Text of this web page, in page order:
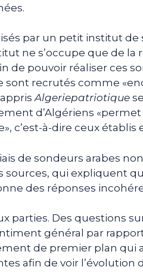
par un petit institut de
ne s’occupe que de la
de pouvoir réaliser ces
sont recrutés comme
apprisAlgeriepatriotique
d’Algériens
c’est-à-dire ceux établis
de sondeurs arabes
qui expliquent
des réponses
parties. Des questions
général par
de premier plan qui
afin de voir l’évolution